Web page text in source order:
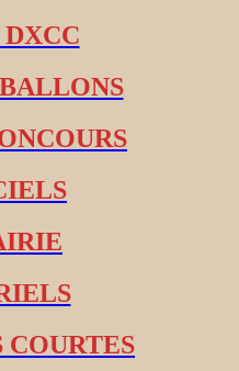
DXCC
COURTES